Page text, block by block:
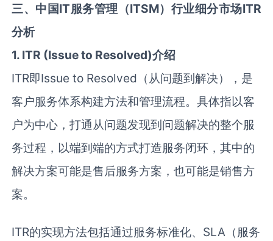
三、中国IT服务管理（ITSM）行业细分市场ITR
分析
1. ITR (Issue to Resolved)介绍
ITR即Issue to Resolved（从问题到解决），是
客户服务体系构建方法和管理流程。具体指以客
户为中心，打通从问题发现到问题解决的整个服
务过程，以端到端的方式打造服务闭环，其中的
解决方案可能是售后服务方案，也可能是销售方
案。
ITR的实现方法包括通过服务标准化、SLA（服务